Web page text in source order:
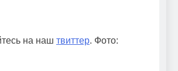
на наш твиттер. Фото: